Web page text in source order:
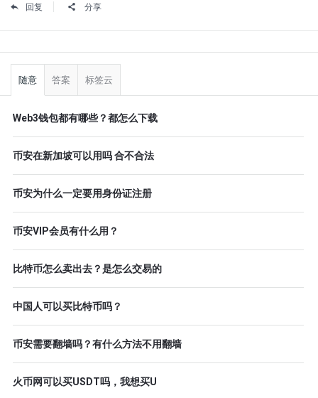
回复 分享
侧
随意 答案 标签云
Web3钱包都有哪些？都怎么下载
币安在新加坡可以用吗 合不合法
币安为什么一定要用身份证注册
币安VIP会员有什么用？
比特币怎么卖出去？是怎么交易的
中国人可以买比特币吗？
币安需要翻墙吗？有什么方法不用翻墙
火币网可以买USDT吗，我想买U